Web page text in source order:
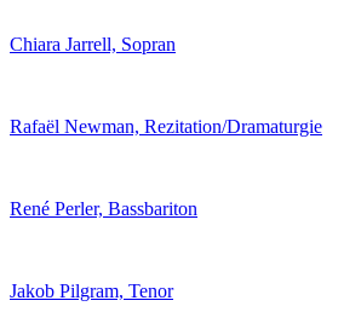
Chiara Jarrell, Sopran
Rafaël Newman, Rezitation/Dramaturgie
René Perler, Bassbariton
Jakob Pilgram, Tenor